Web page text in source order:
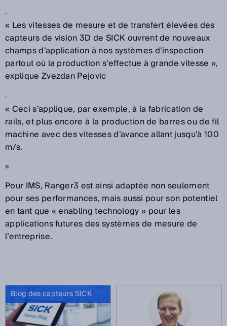
.
« Les vitesses de mesure et de transfert élevées des
capteurs de vision 3D de SICK ouvrent de nouveaux
champs d’application à nos systèmes d’inspection
partout où la production s’effectue à grande vitesse »,
explique Zvezdan Pejovic
.
« Ceci s’applique, par exemple, à la fabrication de
rails, et plus encore à la production de barres ou de fil
machine avec des vitesses d’avance allant jusqu’à 100
m/s.
»
Pour IMS, Ranger3 est ainsi adaptée non seulement
pour ses performances, mais aussi pour son potentiel
en tant que « enabling technology » pour les
applications futures des systèmes de mesure de
l’entreprise.
Blog des capteurs SICK